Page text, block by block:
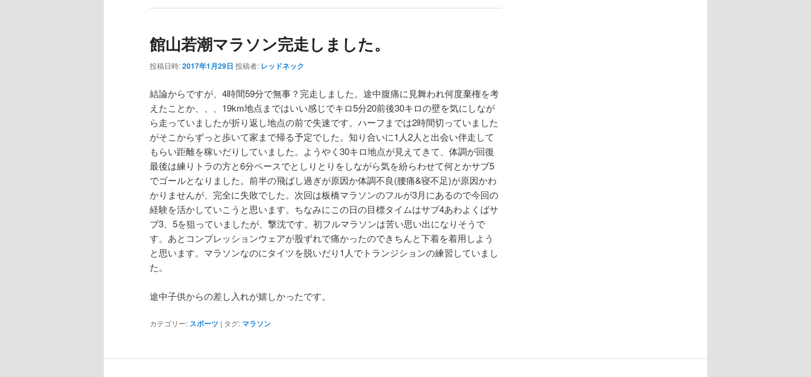
館山若潮マラソン完走しました。
投稿日時:2017年1月29日 投稿者: レッドネック
結論からですが、4時間59分で無事？完走しました。途中腹痛に見舞われ何度棄権を考
えたことか、、、19km地点まではいい感じでキロ5分20前後30キロの壁を気にしなが
ら走っていましたが折り返し地点の前で失速です。ハーフまでは2時間切っていました
がそこからずっと歩いて家まで帰る予定でした。知り合いに1人2人と出会い伴走して
もらい距離を稼いだりしていました。ようやく30キロ地点が見えてきて、体調が回復
最後は練りトラの方と6分ペースでとしりとりをしながら気を紛らわせて何とかサブ5
でゴールとなりました。前半の飛ばし過ぎが原因か体調不良(腰痛&寝不足)が原因かわ
かりませんが、完全に失敗でした。次回は板橋マラソンのフルが3月にあるので今回の
経験を活かしていこうと思います。ちなみにこの日の目標タイムはサブ4あわよくばサ
ブ3、5を狙っていましたが、撃沈です。初フルマラソンは苦い思い出になりそうで
す。あとコンプレッションウェアが股ずれで痛かったのできちんと下着を着用しよう
と思います。マラソンなのにタイツを脱いだり1人でトランジションの練習していまし
た。
途中子供からの差し入れが嬉しかったです。
カテゴリー: スポーツ | タグ: マラソン